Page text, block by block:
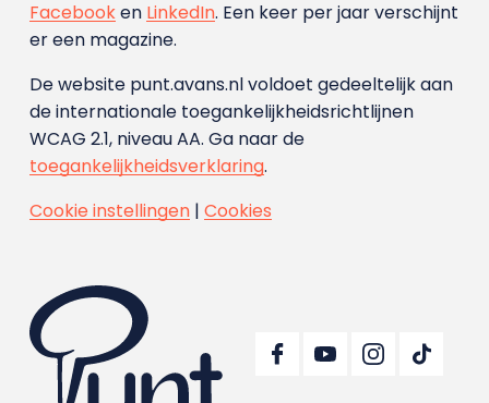
Facebooken LinkedIn. Een keer per jaar verschijnt
er een magazine.
De website punt.avans.nl voldoet gedeeltelijk aan
de internationale toegankelijkheidsrichtlijnen
WCAG 2.1, niveau AA. Ga naar de
toegankelijkheidsverklaring.
Cookie instellingen| Cookies